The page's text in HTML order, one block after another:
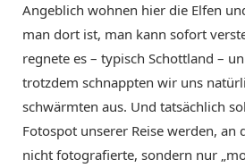
Angeblich wohnen hier die Elfen
man dort ist, man kann sofort
regnete es – typisch Schottland –
trotzdem schnappten wir uns
schwärmten aus. Und tatsächlich
Fotospot unserer Reise werden, an
nicht fotografierte, sondern nur